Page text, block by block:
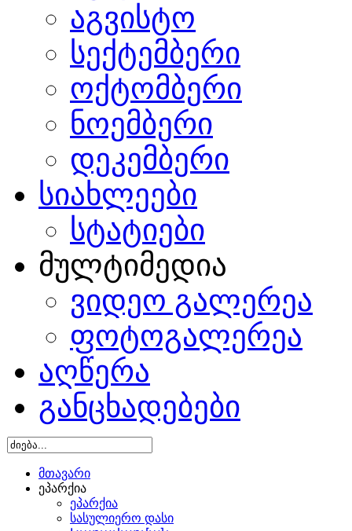
აგვისტო
სექტემბერი
ოქტომბერი
ნოემბერი
დეკემბერი
სიახლეები
სტატიები
მულტიმედია
ვიდეო გალერეა
ფოტოგალერეა
აღწერა
განცხადებები
მთავარი
ეპარქია
ეპარქია
სასულიერო დასი